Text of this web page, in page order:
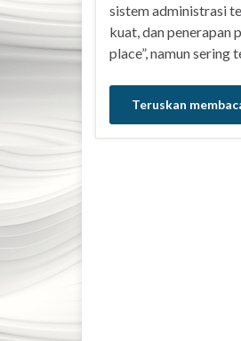
sistem administrasi
kuat, dan penerapan
place”, namun
Teruskan